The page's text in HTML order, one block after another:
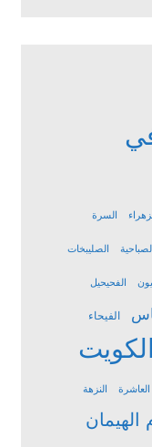
السرة
الصليبخات
الفحيحيل
الفيحاء
الكويت
النزهة
الهيمان